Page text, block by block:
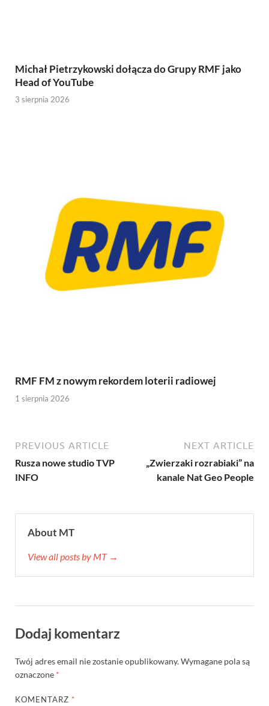
Michał Pietrzykowski dołącza do Grupy RMF jako
Head of YouTube
3 sierpnia 2026
RMF FM z nowym rekordem loterii radiowej
1 sierpnia 2026
PREVIOUS ARTICLE
Rusza nowe studio TVP
INFO
NEXT ARTICLE
„Zwierzaki rozrabiaki” na
kanale Nat Geo People
About MT
View all posts by MT →
Dodaj komentarz
Twój adres email nie zostanie opublikowany.Wymagane pola są
oznaczone *
KOMENTARZ *